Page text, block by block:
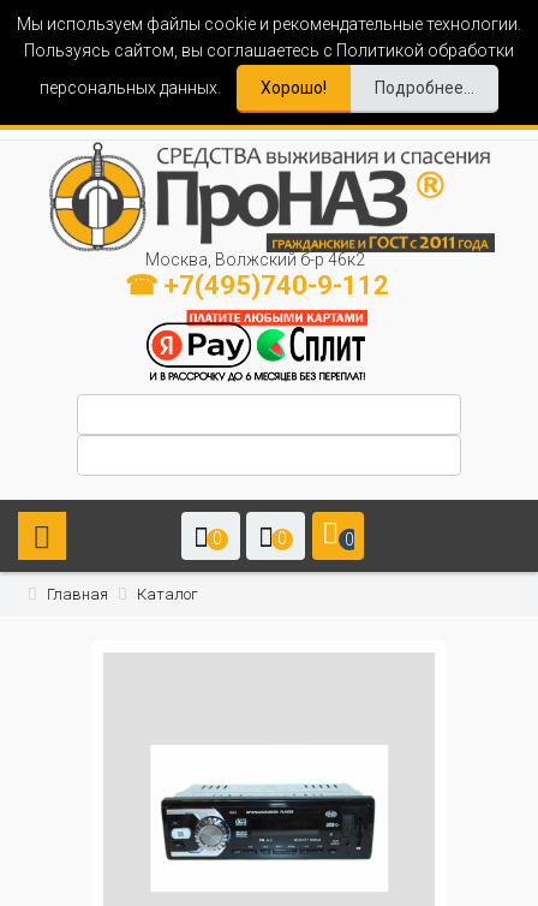
Мы используем файлы cookie и рекомендательные технологии.
Пользуясь сайтом, вы соглашаетесь с Политикой обработки
персональных данных.
Хорошо! Подробнее...
Москва, Волжский б-р 46к2
☎ +7(495)740-9-112
0 0 0
Главная Каталог